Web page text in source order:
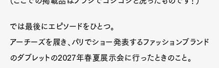
では最後にエピソードをひとつ。
アーチーズを履き、パリでショー発表するファッションブランド
のダブレットの2027年春夏展示会に行ったときのこと。